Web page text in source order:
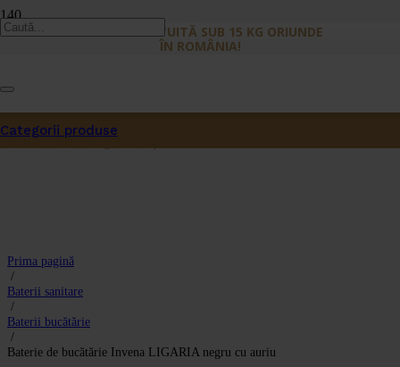
LIVRARE GRATUITĂ SUB 15 KG ORIUNDE
ÎN ROMÂNIA!
Produsa fost adăugat în coș.
Categorii produse
Prima pagină
/
Baterii sanitare
/
Baterii bucătărie
/
Baterie de bucătărie Invena LIGARIA negru cu auriu